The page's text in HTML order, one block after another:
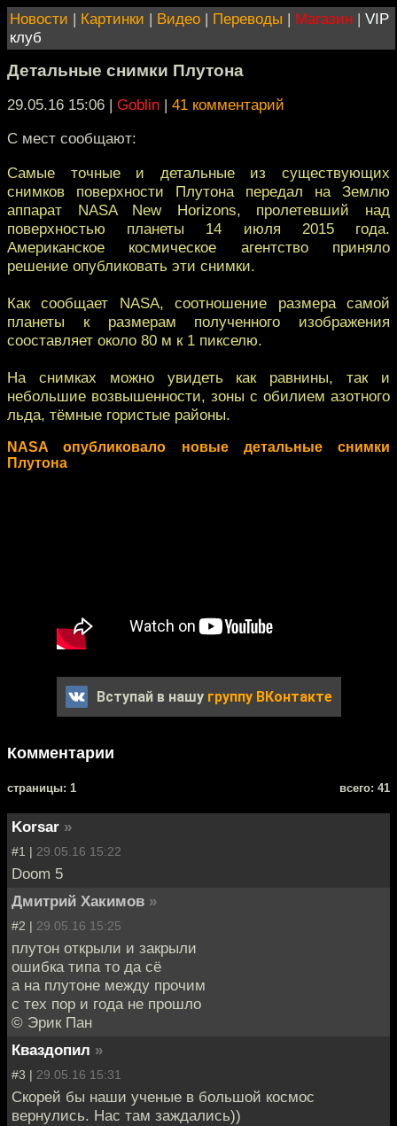
Новости | Картинки | Видео | Переводы | Магазин | VIP
клуб
Детальные снимки Плутона
29.05.16 15:06 | Goblin | 41 комментарий
С мест сообщают:
Самые точные и детальные из существующих
снимков поверхности Плутона передал на Землю
аппарат NASA New Horizons, пролетевший над
поверхностью планеты 14 июля 2015 года.
Американское космическое агентство приняло
решение опубликовать эти снимки.
Как сообщает NASA, соотношение размера самой
планеты к размерам полученного изображения
сооставляет около 80 м к 1 пикселю.
На снимках можно увидеть как равнины, так и
небольшие возвышенности, зоны с обилием азотного
льда, тёмные гористые районы.
NASA опубликовало новые детальные снимки
Плутона
Вступай в нашу группу ВКонтакте
Комментарии
cтраницы: 1 всего: 41
Korsar »
#1 | 29.05.16 15:22
Doom 5
Дмитрий Хакимов »
#2 | 29.05.16 15:25
плутон открыли и закрыли
ошибка типа то да сё
а на плутоне между прочим
с тех пор и года не прошло
© Эрик Пан
Кваздопил »
#3 | 29.05.16 15:31
Скорей бы наши ученые в большой космос
вернулись. Нас там заждались))